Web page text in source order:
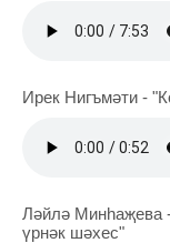
Ирек Нигъмәти -
Ләйлә Минһаҗева
үрнәк шәхес"